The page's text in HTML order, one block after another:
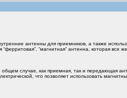
антенны для приемников, а также
“магнитная” антенна, которая все же
случае, как приемная, так и передающая
что позволяет использовать